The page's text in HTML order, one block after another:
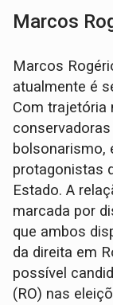
Marcos
Marcos
atualmente é
Com trajetória
bolsonarismo,
protagonistas
Estado. A
marcada por
que ambos
da direita em
possível
(RO) nas